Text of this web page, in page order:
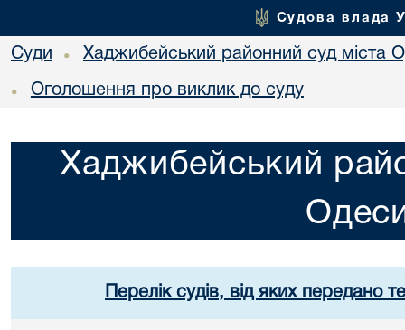
Судова влада
Суди • Хаджибейський районний суд міста
• Оголошення про виклик до суду
Хаджибейський
Перелік судів, від яких передано